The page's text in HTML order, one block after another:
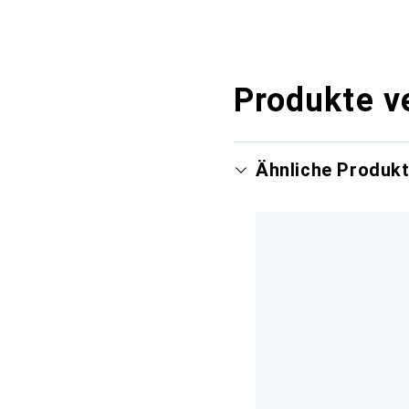
Produkte
Ähnliche